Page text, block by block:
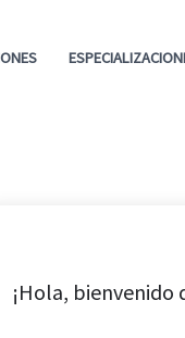
¡Hola, bienvenido